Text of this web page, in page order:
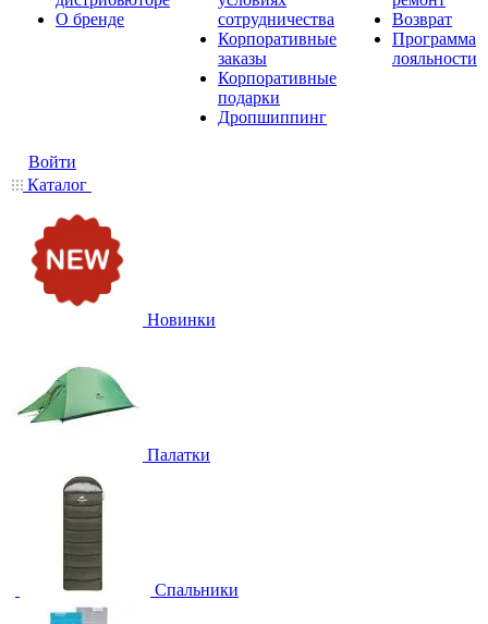
О бренде
сотрудничества
Корпоративные
заказы
Корпоративные
подарки
Дропшиппинг
Возврат
Программа
лояльности
Войти
Каталог
Новинки
Палатки
Спальники